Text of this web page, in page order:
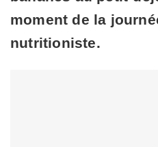
moment de la
nutritioniste.